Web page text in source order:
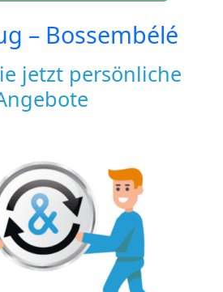
– Bossembélé
jetzt persönliche